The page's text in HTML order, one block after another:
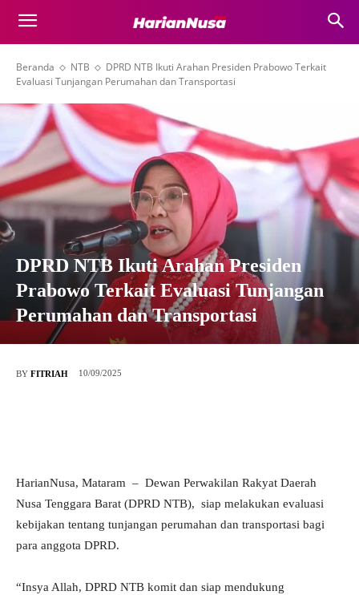
Beranda NTB
DPRD NTB Ikuti Arahan Presiden Prabowo Terkait
Evaluasi Tunjangan Perumahan dan Transportasi
DPRD NTB Ikuti Arahan Presiden
Prabowo Terkait Evaluasi Tunjangan
Perumahan dan Transportasi
BY FITRIAH 10/09/2025
HarianNusa, Mataram – Dewan Perwakilan Rakyat Daerah
Nusa Tenggara Barat (DPRD NTB), siap melakukan evaluasi
kebijakan tentang tunjangan perumahan dan transportasi bagi
para anggota DPRD.
“Insya Allah, DPRD NTB komit dan siap mendukung